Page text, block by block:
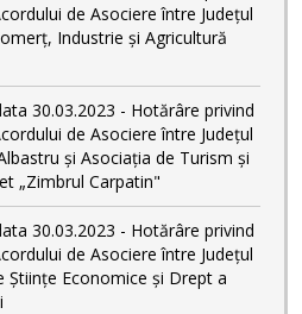
de Asociere între Județul
Industrie și Agricultură
30.03.2023 - Hotărâre privind
de Asociere între Județul
și Asociația de Turism și
„Zimbrul Carpatin"
30.03.2023 - Hotărâre privind
de Asociere între Județul
Științe Economice și Drept a